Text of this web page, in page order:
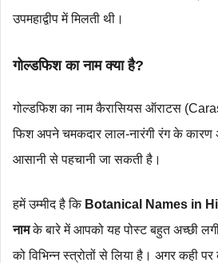
उपमहाद्वीप में मिलती थी।
गोल्डफिश का नाम क्या है?
गोल्डफिश का नाम कैरासियस ऑराटस
फिश अपने चमकदार लाल-नारंगी रंग के
आसानी से पहचानी जा सकती है।
हमें उम्मीद है कि Botanical Names in
नामके बारे में आपको यह पोस्ट बहुत अच्छी लगी
को विभिन्न स्त्रोतों से लिया है। अगर कही पर